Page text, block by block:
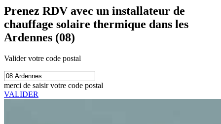
Prenez RDV avec un installateur de
chauffage solaire thermique dans les
Ardennes (08)
Valider votre code postal
merci de saisir votre code postal
VALIDER